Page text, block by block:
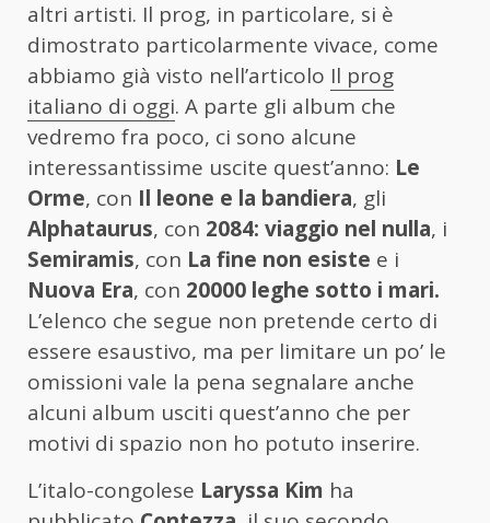
altri artisti. Il prog, in particolare, si è
dimostrato particolarmente vivace, come
abbiamo già visto nell’articolo Il prog
italiano di oggi. A parte gli album che
vedremo fra poco, ci sono alcune
interessantissime uscite quest’anno: Le
Orme, con Il leone e la bandiera, gli
Alphataurus, con 2084: viaggio nel nulla, i
Semiramis, con La fine non esiste e i
Nuova Era, con 20000 leghe sotto i mari.
L’elenco che segue non pretende certo di
essere esaustivo, ma per limitare un po’ le
omissioni vale la pena segnalare anche
alcuni album usciti quest’anno che per
motivi di spazio non ho potuto inserire.
L’italo-congolese Laryssa Kim ha